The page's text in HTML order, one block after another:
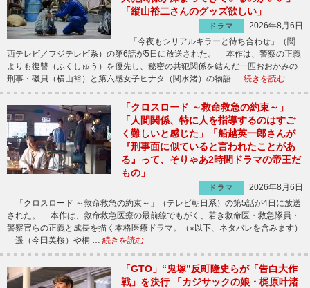
「縦山裕二さんのグッズ欲しい」
ドラマ
2026年8月6日
「今夜もシリアルキラーと待ち合わせ」（関
西テレビ／フジテレビ系）の第6話が5日に放送された。 本作は、警察の正義
よりも復讐（ふくしゅう）を優先し、秘密の共犯関係を結んだ一匹おおかみの
刑事・磯貝（横山裕）と第六感女子ヒナタ（関水渚）の物語 … 続きを読む
「クロスロード ～救命救急の約束～」
「人間関係、特に人を指導するのはすご
く難しいと感じた」「船越英一郎さんが
『刑事面に似ていると言われたことがあ
る』って、そりゃあ2時間ドラマの帝王だ
もの」
ドラマ
2026年8月6日
「クロスロード ～救命救急の約束～」（テレビ朝日系）の第5話が4日に放送
された。 本作は、救命救急医療の最前線でもがく、若き救命医・救急隊員・
警察官らの正義と成長を描く本格医療ドラマ。（※以下、ネタバレを含みます）
遥（今田美桜）や桐 … 続きを読む
「GTO」“鬼塚”反町隆史らが「告白大作
戦」を決行 「カジサックの娘・梶原叶渚